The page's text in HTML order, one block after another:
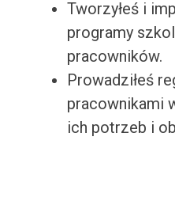
Tworzyłeś i
programy
pracowników.
Prowadziłeś
pracownikami
ich potrzeb i